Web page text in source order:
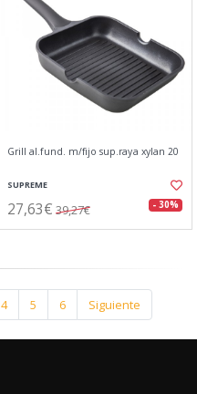
Grill al.fund. m/fijo sup.raya xylan 20
SUPREME
27,63€ 39,27€ - 30%
4 5 6 Siguiente